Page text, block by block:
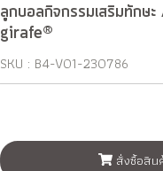
ลูกบอลกิจกรรมเสริมทั
girafe®
SKU : B4-V01-230786
สั่งซื้อสิน